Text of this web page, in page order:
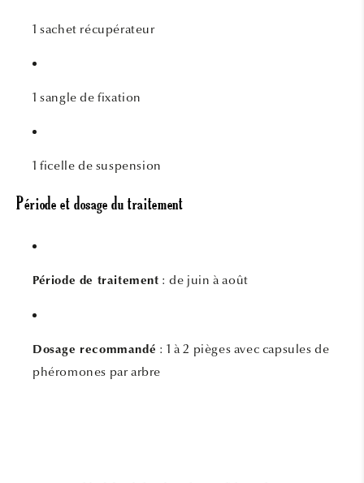
1 sachet récupérateur
1 sangle de fixation
1 ficelle de suspension
Période et dosage du traitement
Période de traitement : de juin à août
Dosage recommandé : 1 à 2 pièges avec capsules de
phéromones par arbre